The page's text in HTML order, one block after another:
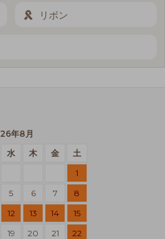
リボン
年8月
水 木 金
土
1
5 6 7
8
12 13 14
15
19 20 21
22